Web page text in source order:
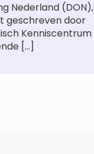
Nederland (DON),
geschreven door
Kenniscentrum
[…]